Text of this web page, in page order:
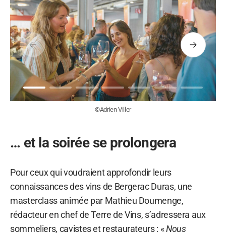
©Adrien Viller
Précédent Suivant
… et la soirée se prolongera
Pour ceux qui voudraient approfondir leurs
connaissances des vins de Bergerac Duras, une
masterclass animée par Mathieu Doumenge,
rédacteur en chef de Terre de Vins, s’adressera aux
sommeliers, cavistes et restaurateurs : «Nous